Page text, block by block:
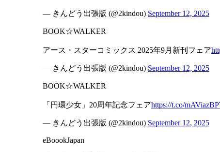
— きんどう出張版 (@2kindou) September 12, 2025
BOOK☆WALKER
アース・スターコミックス 2025年9月新刊フェア
— きんどう出張版 (@2kindou) September 12, 2025
BOOK☆WALKER
「円環少女」20周年記念フェアhttps://t.co/
— きんどう出張版 (@2kindou) September 12, 2025
eBoookJapan